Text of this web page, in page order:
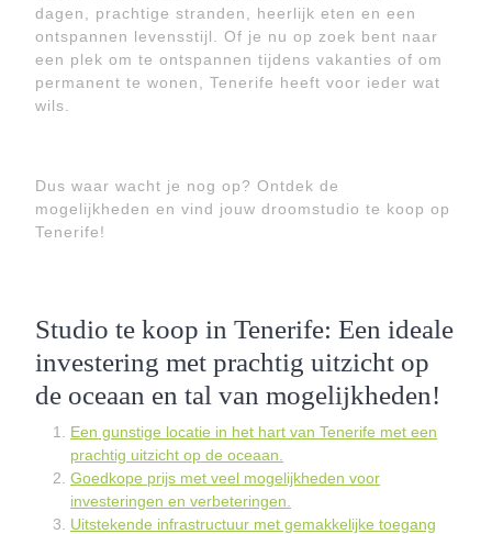
dagen, prachtige stranden, heerlijk eten en een
ontspannen levensstijl. Of je nu op zoek bent naar
een plek om te ontspannen tijdens vakanties of om
permanent te wonen, Tenerife heeft voor ieder wat
wils.
Dus waar wacht je nog op? Ontdek de
mogelijkheden en vind jouw droomstudio te koop op
Tenerife!
Studio te koop in Tenerife: Een ideale
investering met prachtig uitzicht op
de oceaan en tal van mogelijkheden!
Een gunstige locatie in het hart van Tenerife met een
prachtig uitzicht op de oceaan.
Goedkope prijs met veel mogelijkheden voor
investeringen en verbeteringen.
Uitstekende infrastructuur met gemakkelijke toegang